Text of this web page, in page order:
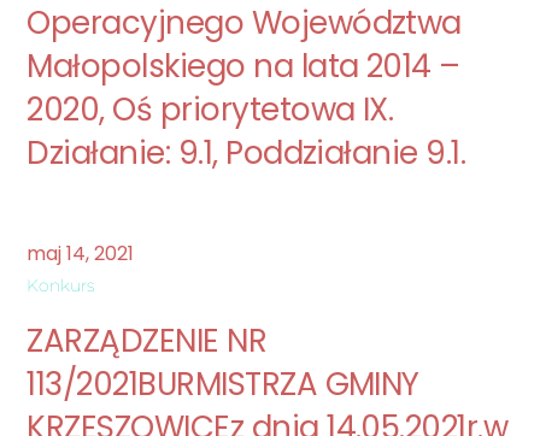
Operacyjnego Województwa
Małopolskiego na lata 2014 –
2020, Oś priorytetowa IX.
Działanie: 9.1, Poddziałanie 9.1.
maj14,2021
Konkurs
ZARZĄDZENIE NR
113/2021BURMISTRZA GMINY